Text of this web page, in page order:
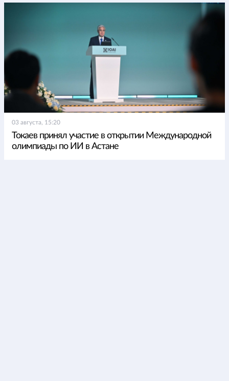
03 августа, 15:20
Токаев принял участие в открытии Международной
олимпиады по ИИ в Астане